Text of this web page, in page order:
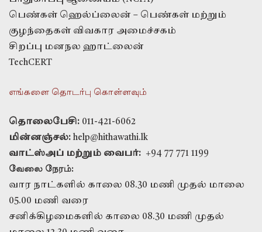
பெண்கள் ஹெல்ப்லைன் – பெண்கள் மற்றும்
குழந்தைகள் விவகார அமைச்சகம்
சிறப்பு மனநல ஹாட்லைன்
TechCERT
எங்களை தொடர்பு கொள்ளவும்
தொலைபேசி: 011-421-6062
மின்னஞ்சல்: help@hithawathi.lk
வாட்ஸ்அப் மற்றும் வைபர்: +94 77 771 1199
வேலை நேரம்:
வார நாட்களில் காலை 08.30 மணி முதல் மாலை
05.00 மணி வரை
சனிக்கிழமைகளில் காலை 08.30 மணி முதல்